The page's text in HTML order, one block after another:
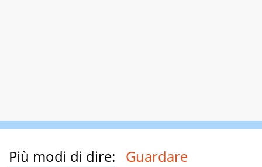
Più modi di dire: Guardare